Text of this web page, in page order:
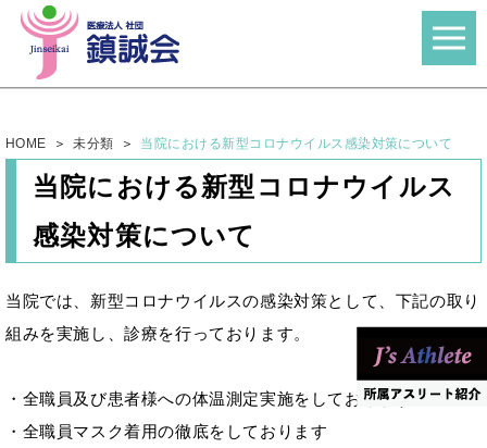
HOME 未分類 当院における新型コロナウイルス感染対策について
当院における新型コロナウイルス
感染対策について
当院では、新型コロナウイルスの感染対策として、下記の取り
組みを実施し、診療を行っております。
・全職員及び患者様への体温測定実施をしております
・全職員マスク着用の徹底をしております